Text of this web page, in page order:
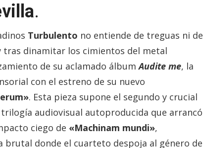
.
Turbulento no entiende de treguas ni de
tras dinamitar los cimientos del metal
de su aclamado álbumAudite me, la
con el estreno de su nuevo
. Esta pieza supone el segundo y crucial
audiovisual autoproducida que arrancó
ciego de «Machinam mundi»,
brutal donde el cuarteto despoja al género de